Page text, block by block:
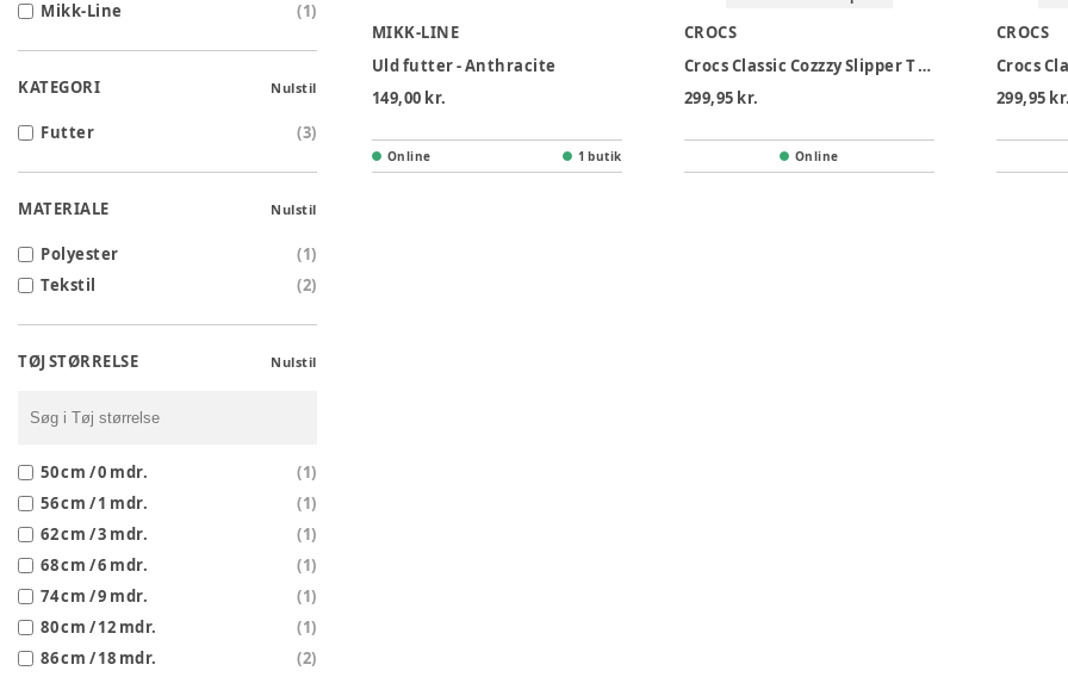
Mikk-Line
(1)
KATEGORI Nulstil
Futter (3)
MATERIALE Nulstil
Polyester (1)
Tekstil
(2)
TØJ STØRRELSE Nulstil
50 cm / 0 mdr. (1)
56 cm / 1 mdr.
(1)
62 cm / 3 mdr.
(1)
68 cm / 6 mdr.
(1)
74 cm / 9 mdr.
(1)
80 cm / 12 mdr.
(1)
86 cm / 18 mdr.
(2)
MIKK-LINE
Uld futter - Anthracite
149,00 kr.
Online 1 butik
CROCS
Crocs Classic Cozzzy Slipper T - Stucco
299,95 kr.
Online
CROCS
299,95 kr.